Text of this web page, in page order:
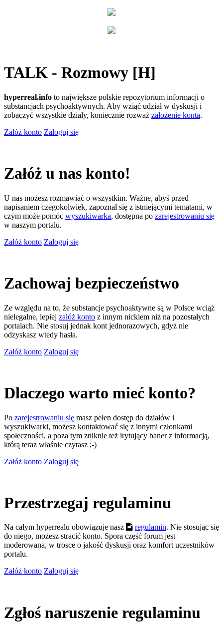
TALK - Rozmowy [H]
hyperreal.info to największe polskie repozytorium informacji o
substancjach psychoaktywnych. Aby wziąć udział w dyskusji i
zobaczyć wszystkie działy, koniecznie rozważ założenie konta.
Załóż konto Zaloguj się
Załóż u nas konto!
U nas możesz rozmawiać o wszystkim. Ważne, abyś przed
napisaniem czegokolwiek, zapoznał się z istniejącymi tematami, w
czym może pomóc wyszukiwarka, dostępna po zarejestrowaniu się
w naszym portalu.
Załóż konto Zaloguj się
Zachowaj bezpieczeństwo
Ze względu na to, że substancje psychoaktywne są w Polsce wciąż
nielegalne, lepiej załóż konto z innym nickiem niż na pozostałych
portalach. Nie stosuj jednak kont jednorazowych, gdyż nie
odzyskasz wtedy hasła.
Załóż konto Zaloguj się
Dlaczego warto mieć konto?
Po zarejestrowaniu się masz pełen dostęp do działów i
wyszukiwarki, możesz kontaktować się z innymi członkami
społeczności, a poza tym zniknie też irytujący baner z informacją,
którą teraz właśnie czytasz ;-)
Załóż konto Zaloguj się
Przestrzegaj regulaminu
Na całym hyperrealu obowiązuje nasz regulamin. Nie stosując się
do niego, możesz stracić konto. Spora część forum jest
moderowana, w trosce o jakość dyskusji oraz komfort uczestników
portalu.
Załóż konto Zaloguj się
Zgłoś naruszenie regulaminu